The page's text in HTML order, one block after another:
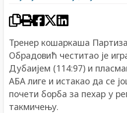
Тренер кошаркаша
Обрадовић честитао је
Дубаијем (114:97) и
АБА лиге и истакао да се
почети борба за пехар у
такмичењу.